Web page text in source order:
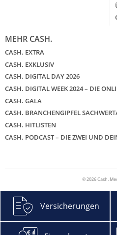
MEHR CASH.
CASH. EXTRA
CASH. EXKLUSIV
CASH. DIGITAL DAY 2026
CASH. DIGITAL WEEK 2024 – DIE
CASH. GALA
CASH. BRANCHENGIPFEL
CASH. HITLISTEN
CASH. PODCAST – DIE ZWEI UND
© 2026 Cash.
Versicherungen